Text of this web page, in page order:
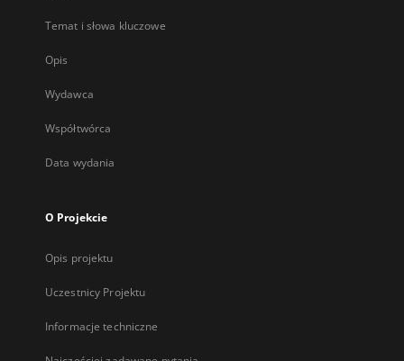
Temat i słowa kluczowe
Opis
Wydawca
Współtwórca
Data wydania
O Projekcie
Opis projektu
Uczestnicy Projektu
Informacje techniczne